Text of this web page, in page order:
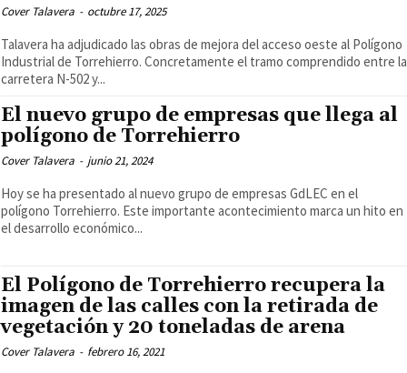
Cover Talavera - octubre 17, 2025
Talavera ha adjudicado las obras de mejora del acceso oeste al Polígono
Industrial de Torrehierro. Concretamente el tramo comprendido entre la
carretera N-502 y...
El nuevo grupo de empresas que llega al
polígono de Torrehierro
Cover Talavera - junio 21, 2024
Hoy se ha presentado al nuevo grupo de empresas GdLEC en el
polígono Torrehierro. Este importante acontecimiento marca un hito en
el desarrollo económico...
El Polígono de Torrehierro recupera la
imagen de las calles con la retirada de
vegetación y 20 toneladas de arena
Cover Talavera - febrero 16, 2021